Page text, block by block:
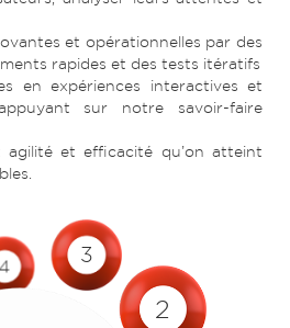
et opérationnelles par des
rapides et des tests itératifs
en expériences interactives et
sur notre savoir-faire
agilité et efficacité qu’on atteint
2
3
4